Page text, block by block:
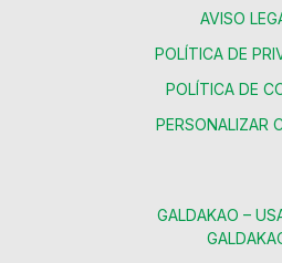
AVISO
POLÍTICA DE
POLÍTICA DE
PERSONALIZAR
GALDAKAO –